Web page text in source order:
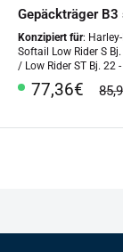
Gepäckträger B3
Konzipiert für:
Softail Low Rider S
/ Low Rider ST Bj. 22 -
Sonderpreis
77,36€